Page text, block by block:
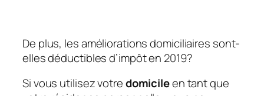
De plus, les améliorations domiciliaires sont-
elles déductibles d’impôt en 2019?
Si vous utilisez votredomicileen tant que